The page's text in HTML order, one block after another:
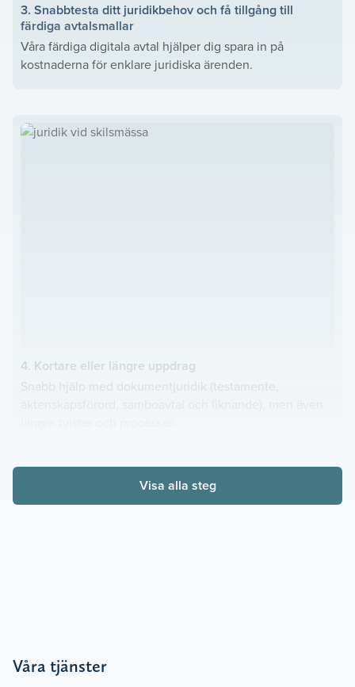
3. Snabbtesta ditt juridikbehov och få tillgång till
färdiga avtalsmallar
Våra färdiga digitala avtal hjälper dig spara in på
kostnaderna för enklare juridiska ärenden.
4. Kortare eller längre uppdrag
Snabb hjälp med dokumentjuridik (testamente,
Visa alla steg
Våra tjänster